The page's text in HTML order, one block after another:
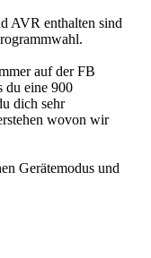
AVR enthalten sind
auf der FB
du eine 900
dich sehr
wovon wir
Gerätemodus und